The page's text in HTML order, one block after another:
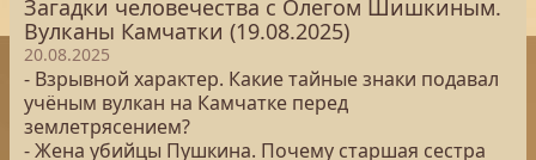
Загадки человечества с Олегом Шишкиным.
Вулканы Камчатки (19.08.2025)
20.08.2025
- Взрывной характер. Какие тайные знаки подавал
учёным вулкан на Камчатке перед
землетрясением?
- Жена убийцы Пушкина. Почему старшая сестра